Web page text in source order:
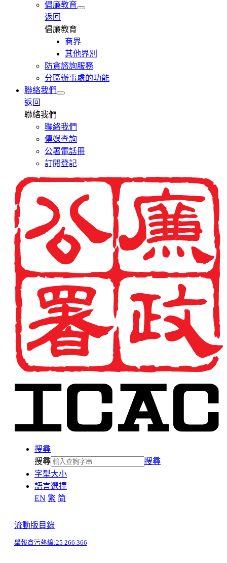
倡廉教育
返回
倡廉教育
商界
其他界別
防貪諮詢服務
分區辦事處的功能
聯絡我們
返回
聯絡我們
聯絡我們
傳媒查詢
公署電話冊
訂閱登記
搜尋
搜尋
搜尋
字型大小
語言選擇
EN 繁 简
流動版目錄
舉報貪污熱線:25 266 366